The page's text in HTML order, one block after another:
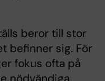
beror till stor
befinner sig. För
fokus ofta på